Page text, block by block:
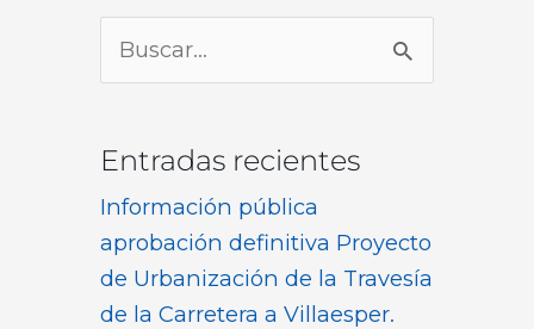
Buscar
por:
Entradas recientes
Información pública
aprobación definitiva Proyecto
de Urbanización de la Travesía
de la Carretera a Villaesper.